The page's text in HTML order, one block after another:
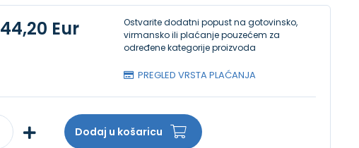
44,20 Eur
Ostvarite dodatni popust na gotovinsko,
virmansko ili plaćanje pouzećem za
određene kategorije proizvoda
PREGLED VRSTA PLAĆANJA
Dodaj u košaricu